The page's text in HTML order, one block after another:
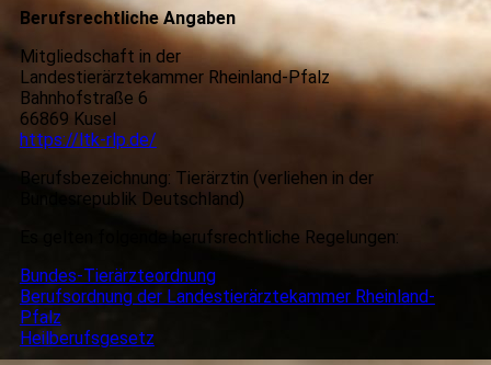
Berufsrechtliche Angaben
Mitgliedschaft in der
Landestierärztekammer Rheinland-Pfalz
Bahnhofstraße 6
66869 Kusel
https://ltk-rlp.de/
Berufsbezeichnung: Tierärztin (verliehen in der
Bundesrepublik Deutschland)
Es gelten folgende berufsrechtliche Regelungen:
Bundes-Tierärzteordnung
Berufsordnung der Landestierärztekammer Rheinland-
Pfalz
Heilberufsgesetz